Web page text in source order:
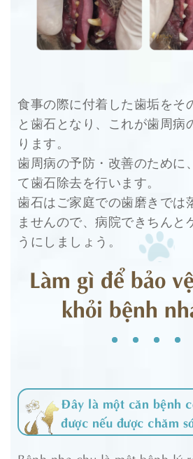
食事の際に付着した歯垢をそ
と歯石となり、これが歯周病
ります。
歯周病の予防・改善のために
て歯石除去を行います。
歯石はご家庭での歯磨きでは
ませんので、病院できちんと
うにしましょう。
Làm gì để bảo
khỏi bệnh
Đây là một căn bệnh
được nếu được chăm